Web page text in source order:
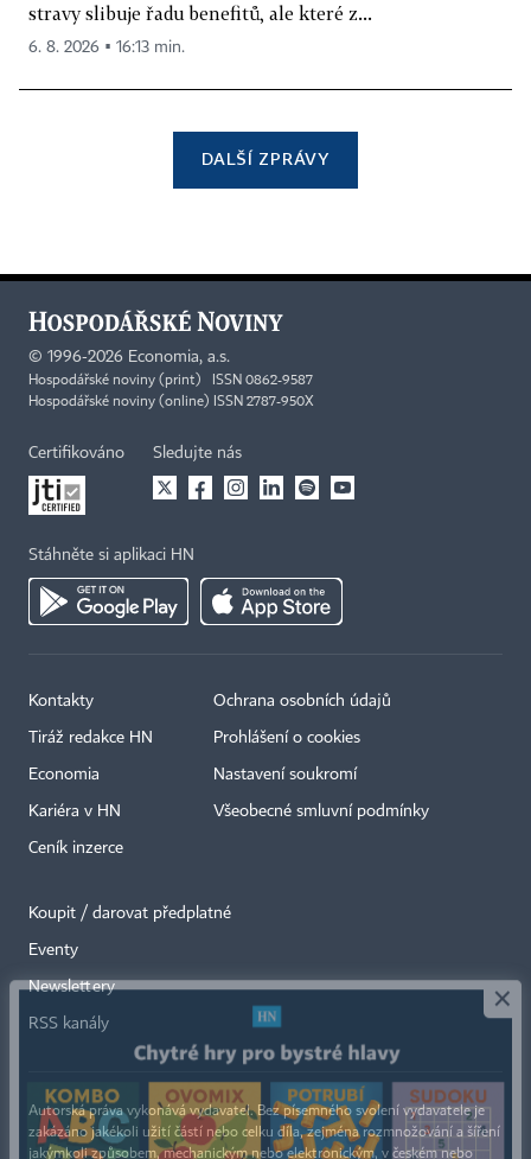
stravy slibuje řadu benefitů, ale které z...
6. 8. 2026 ▪ 16:13 min.
DALŠÍ ZPRÁVY
© 1996-2026 Economia, a.s.
Hospodářské noviny (print) ISSN 0862-9587
Hospodářské noviny (online) ISSN 2787-950X
Certifikováno Sledujte nás
Stáhněte si aplikaci HN
Kontakty
Tiráž redakce HN
Economia
Kariéra v HN
Ceník inzerce
Ochrana osobních údajů
Prohlášení o cookies
Nastavení soukromí
Všeobecné smluvní podmínky
Koupit / darovat předplatné
Eventy
Newslettery
RSS kanály
Autorská práva vykonává vydavatel. Bez písemného svolení vydavatele je
zakázáno jakékoli užití částí nebo celku díla, zejména rozmnožování a šíření
jakýmkoli způsobem, mechanickým nebo elektronickým, v českém nebo